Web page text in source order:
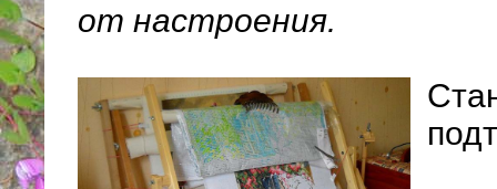
от настроения.